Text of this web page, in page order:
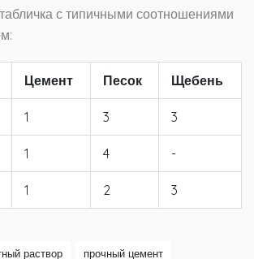
с типичными соотношениями
Цемент Песок Щебень
1 3 3
1 4 -
1 2 3
раствор прочный цемент